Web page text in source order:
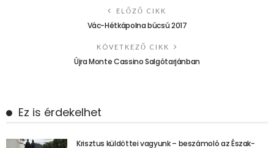
ELŐZŐ CIKK
Vác-Hétkápolna búcsú 2017
KÖVETKEZŐ CIKK
Újra Monte Cassino Salgótarjánban
Ez is érdekelhet
Krisztus küldöttei vagyunk – beszámoló az Észak-